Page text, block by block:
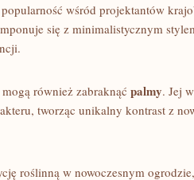
wśród projektantów
się z minimalistycznym
również zabraknąć palmy. Jej
tworząc unikalny kontrast z
roślinną w nowoczesnym